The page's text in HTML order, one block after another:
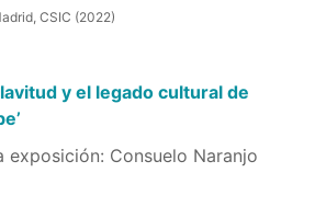
CSIC (2022)
y el legado cultural de
exposición: Consuelo Naranjo